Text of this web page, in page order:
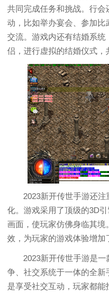
共同完成任务和挑战。行
动，比如举办宴会、参加
交流。游戏内还有结婚系
侣，进行虚拟的结婚仪式，
2023新开传世手游还
化。游戏采用了顶级的3D
画面，使玩家仿佛身临其
效，为玩家的游戏体验增加
2023新开传世手游是
争、社交系统于一体的全
是享受社交互动，玩家都